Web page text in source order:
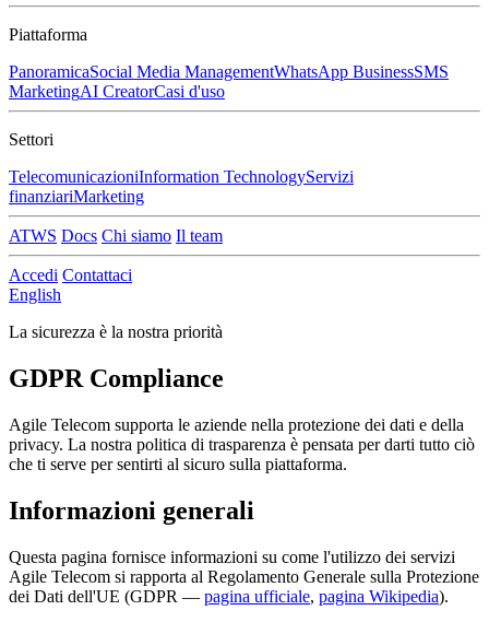
Piattaforma
PanoramicaSocial Media ManagementWhatsApp BusinessSMS
MarketingAI CreatorCasi d'uso
Settori
TelecomunicazioniInformation TechnologyServizi
finanziariMarketing
ATWS Docs Chi siamo Il team
Accedi Contattaci
English
La sicurezza è la nostra priorità
GDPR Compliance
Agile Telecom supporta le aziende nella protezione dei dati e della
privacy. La nostra politica di trasparenza è pensata per darti tutto ciò
che ti serve per sentirti al sicuro sulla piattaforma.
Informazioni generali
Questa pagina fornisce informazioni su come l'utilizzo dei servizi
Agile Telecom si rapporta al Regolamento Generale sulla Protezione
dei Dati dell'UE (GDPR — pagina ufficiale, pagina Wikipedia).